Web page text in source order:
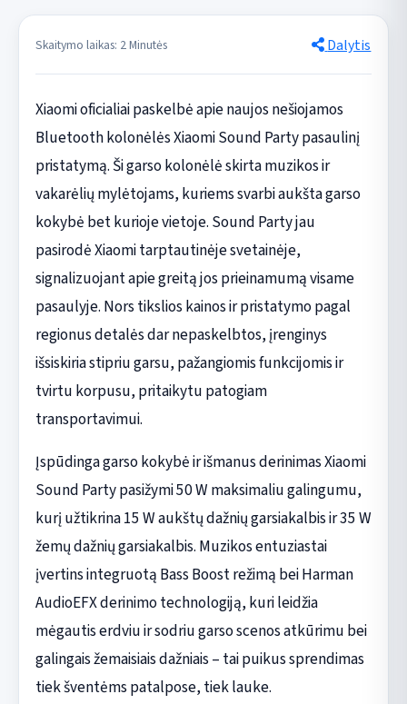
Skaitymo laikas: 2 Minutės Dalytis
Xiaomi oficialiai paskelbė apie naujos nešiojamos
Bluetooth kolonėlės Xiaomi Sound Party pasaulinį
pristatymą. Ši garso kolonėlė skirta muzikos ir
vakarėlių mylėtojams, kuriems svarbi aukšta garso
kokybė bet kurioje vietoje. Sound Party jau
pasirodė Xiaomi tarptautinėje svetainėje,
signalizuojant apie greitą jos prieinamumą visame
pasaulyje. Nors tikslios kainos ir pristatymo pagal
regionus detalės dar nepaskelbtos, įrenginys
išsiskiria stipriu garsu, pažangiomis funkcijomis ir
tvirtu korpusu, pritaikytu patogiam
transportavimui.
Įspūdinga garso kokybė ir išmanus derinimas Xiaomi
Sound Party pasižymi 50 W maksimaliu galingumu,
kurį užtikrina 15 W aukštų dažnių garsiakalbis ir 35 W
žemų dažnių garsiakalbis. Muzikos entuziastai
įvertins integruotą Bass Boost režimą bei Harman
AudioEFX derinimo technologiją, kuri leidžia
mėgautis erdviu ir sodriu garso scenos atkūrimu bei
galingais žemaisiais dažniais – tai puikus sprendimas
tiek šventėms patalpose, tiek lauke.